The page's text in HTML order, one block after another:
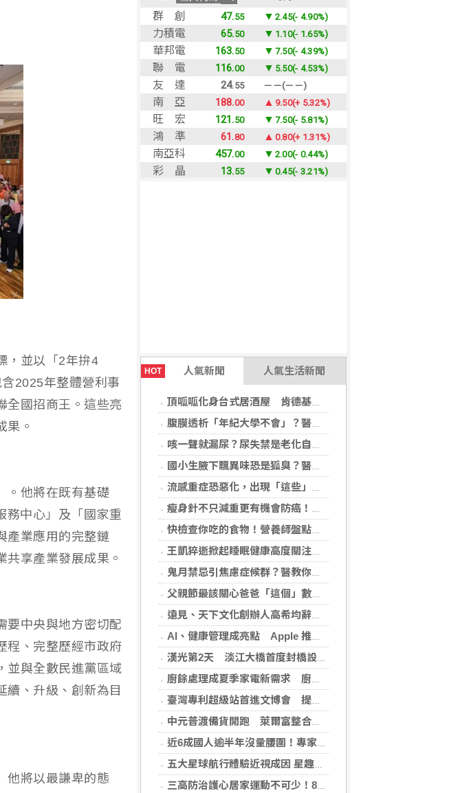
HOT 人氣新聞 人氣生活新聞
頂呱呱化身台式居酒屋 肯德基聯名EVA攻漫迷
腹膜透析「年紀大學不會」？醫：年齡並非限制 評估還要看3面向
咳一聲就漏尿？尿失禁是老化自然現象？醫揭：不同尿失禁的治療方式
國小生腋下飄異味恐是狐臭？醫：若伴青春期徵象應評估性早熟
流感重症恐惡化，出現「這些」症狀別再等！醫籲：別因非流感季就掉以輕心
瘦身針不只減重更有機會防癌！無糖尿病肥胖者使用GLP-1藥物 罹癌風險顯著下降
快檢查你吃的食物！營養師盤點「5大反式脂肪來源」跟你想的不同
王凱猝逝掀起睡眠健康高度關注！醫籲：最危險的不是熬夜，而是「這個」錯覺
鬼月禁忌引焦慮症候群？醫教你破除強迫症狀與焦慮迷思
父親節最該關心爸爸「這個」數字！中西醫聯手揪出三高危機
遠見、天下文化創辦人高希均辭世 留下華人世界珍貴思想遺產
AI、健康管理成亮點 Apple 推薦多元裝置迎接父親
漢光第2天 淡江大橋首度封橋設3防線阻敵直衝中樞
廚餘處理成夏季家電新需求 廚餘機優惠搭地方補助最高省近萬元
臺灣專利超級站首進文博會 提供免費智財諮詢助創作者護創意
中元普渡備貨開跑 萊爾富整合祭拜供品與民生補貨需求
近6成國人逾半年沒量腰圍！專家籲每月量1次 幫助揪出代謝症候群
五大星球航行體驗近視成因 星趣控「視覺星球挑戰2.0」動手又動腦
三高防治護心居家運動不可少！888知能宣導互動遊戲，掌握自己的健康密碼
，並以「2年拚4
2025年整體營利事
全國招商王。這些亮
果。
。他將在既有基礎
務中心」及「國家重
產業應用的完整鏈
享產業發展成果。
要中央與地方密切配
程、完整歷經市政府
並與全數民進黨區域
續、升級、創新為目
他將以最謙卑的態